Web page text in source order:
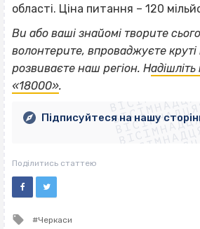
області. Ціна питання – 120
Ви або ваші знайомі творите
волонтерите, впроваджуєте круті
розвиваєте наш регіон. Н
«18000».
Підписуйтеся на нашу
Поділитись статтею
Tagged
Черкаси